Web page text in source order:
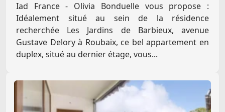
Iad France - Olivia Bonduelle vous propose :
Idéalement situé au sein de la résidence
recherchée Les Jardins de Barbieux, avenue
Gustave Delory à Roubaix, ce bel appartement en
duplex, situé au dernier étage, vous...